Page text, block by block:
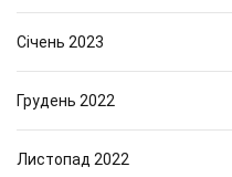
Січень 2023
Грудень 2022
Листопад 2022